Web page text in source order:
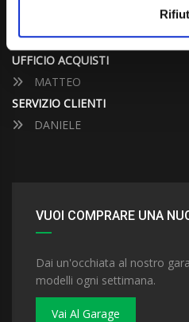
ALESSANDRO
UFFICIO ACQUISTI
MATTEO
SERVIZIO CLIENTI
DANIELE
VUOI COMPRARE UNA
Dai un'occhiata al nostro
modelli ogni settimana.
Vai Al Garage